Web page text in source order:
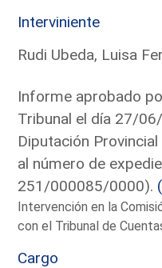
Interviniente
Rudi Ubeda, Luisa
Informe aprobado
Tribunal el día 27/
Diputación
al número de
251/000085/0000).
Intervención en la
con el Tribunal de
Cargo